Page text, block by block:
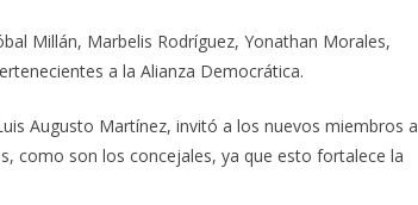
Millán, Marbelis Rodríguez, Yonathan Morales,
a la Alianza Democrática.
Augusto Martínez, invitó a los nuevos miembros a
como son los concejales, ya que esto fortalece la